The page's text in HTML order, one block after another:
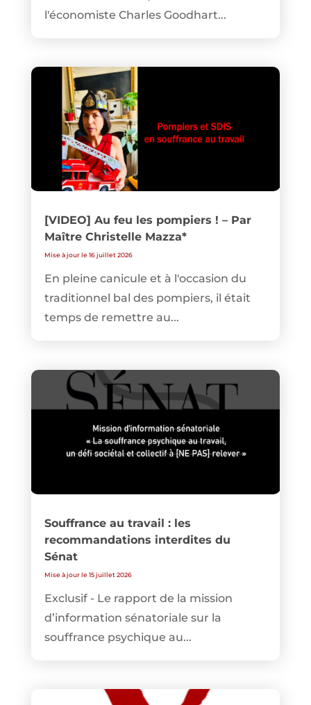
l'économiste Charles Goodhart...
[VIDEO] Au feu les pompiers ! – Par
Maître Christelle Mazza*
Mise à jour le 16 juillet 2026
En pleine canicule et à l'occasion du
traditionnel bal des pompiers, il était
temps de remettre au...
Souffrance au travail : les
recommandations interdites du
Sénat
Mise à jour le 15 juillet 2026
Exclusif - Le rapport de la mission
d’information sénatoriale sur la
souffrance psychique au...